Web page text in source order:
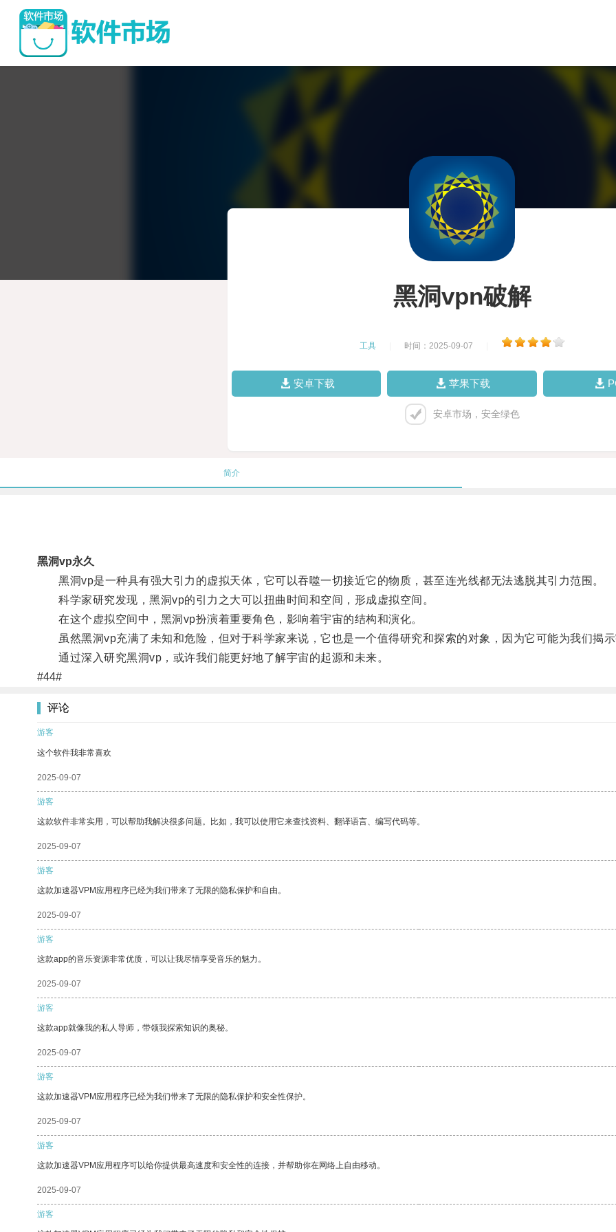
黑洞vpn破解
工具 时间：2025-09-07
安卓下载 苹果下载
安卓市场，安全绿色
简介
黑洞vp永久
黑洞vp是一种具有强大引力的虚拟天体，它可以吞噬一切接近它的物质，甚至连光线都无法逃脱其引力范围。
科学家研究发现，黑洞vp的引力之大可以扭曲时间和空间，形成虚拟空间。
在这个虚拟空间中，黑洞vp扮演着重要角色，影响着宇宙的结构和演化。
虽然黑洞vp充满了未知和危险，但对于科学家来说，它也是一个值得研究和探索的对象，因为它可能为我们揭示
通过深入研究黑洞vp，或许我们能更好地了解宇宙的起源和未来。
#44#
评论
游客
这个软件我非常喜欢
2025-09-07
游客
这款软件非常实用，可以帮助我解决很多问题。比如，我可以使用它来查找资料、翻译语言、编写代码等。
2025-09-07
游客
这款加速器VPM应用程序已经为我们带来了无限的隐私保护和自由。
2025-09-07
游客
这款app的音乐资源非常优质，可以让我尽情享受音乐的魅力。
2025-09-07
游客
这款app就像我的私人导师，带领我探索知识的奥秘。
2025-09-07
游客
这款加速器VPM应用程序已经为我们带来了无限的隐私保护和安全性保护。
2025-09-07
游客
这款加速器VPM应用程序可以给你提供最高速度和安全性的连接，并帮助你在网络上自由移动。
2025-09-07
游客